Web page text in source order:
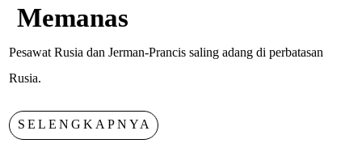
Memanas
Pesawat Rusia dan Jerman-Prancis saling adang di perbatasan
Rusia.
SELENGKAPNYA